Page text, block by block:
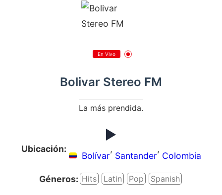
En Vivo
Bolivar Stereo FM
La más prendida.
Ubicación:
Bolívar
,
Santander
,
Colombia
Géneros: Hits Latin Pop Spanish